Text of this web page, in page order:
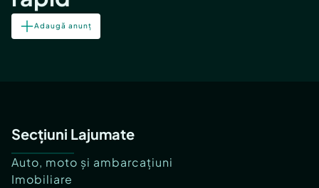
Adaugă anunț
Secțiuni Lajumate
Auto, moto și ambarcațiuni
Imobiliare